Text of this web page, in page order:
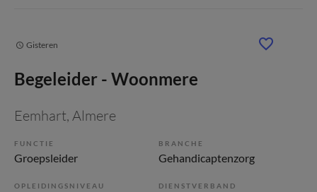
Gisteren
Begeleider - Woonmere
Eemhart, Almere
FUNCTIE
Groepsleider
BRANCHE
Gehandicaptenzorg
OPLEIDINGSNIVEAU DIENSTVERBAND